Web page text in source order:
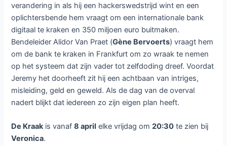
verandering in als hij een hackerswedstrijd wint en een
oplichtersbende hem vraagt om een internationale bank
digitaal te kraken en 350 miljoen euro buitmaken.
Bendeleider Alidor Van Praet (Gène Bervoerts) vraagt hem
om de bank te kraken in Frankfurt om zo wraak te nemen
op het systeem dat zijn vader tot zelfdoding dreef. Voordat
Jeremy het doorheeft zit hij een achtbaan van intriges,
misleiding, geld en geweld. Als de dag van de overval
nadert blijkt dat iedereen zo zijn eigen plan heeft.
De Kraakis vanaf8 april elke vrijdag om20:30 te zien bij
Veronica.